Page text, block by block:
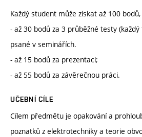
Každý student může získat až 100
- až 30 bodů za 3 průběžné testy
psané v seminářích.
- až 15 bodů za prezentaci;
- až 55 bodů za závěrečnou práci.
UČEBNÍ CÍLE
Cílem předmětu je opakování a
poznatků z elektrotechniky a teorie